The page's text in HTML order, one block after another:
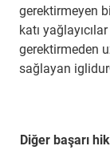
gerektirmeyen
katı
gerektirmeden
sağlayan
Diğer başarı